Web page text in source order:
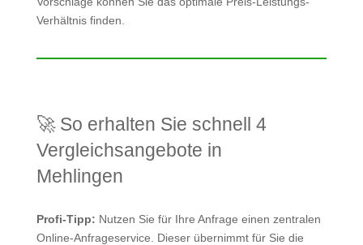
Verhältnis finden.
🚀 So erhalten Sie schnell 4
Vergleichsangebote in
Mehlingen
Profi-Tipp: Nutzen Sie für Ihre Anfrage einen zentralen
Online-Anfrageservice. Dieser übernimmt für Sie die